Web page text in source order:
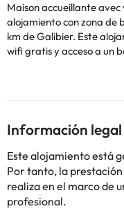
Maison accueillante
alojamiento con zona de
km de Galibier. Este
wifi gratis y acceso a un balcón. La casa o
dormitorios, TV con
equipada con nevera,
o soltera ni fiestas
Algunos de los servicios
consultar sus tarifas
información de esta
alojamiento. Si tienes
Información legal
Este alojamiento está
Por tanto, la
realiza en el marco de
profesional.